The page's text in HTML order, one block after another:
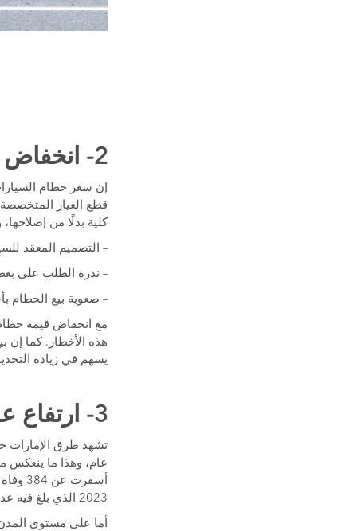
2- انخفاض قيمة حطام السيارات ذات الخسارة الكلية
قطع الغيار
كلية بدلًا من
– التصميم المعقد
– ندرة الطلب على
– صعوبة بيع الحطام
مع انخفاض قيمة
هذه الأخطار. كما إن
يسهم في زيادة
3- ارتفاع عدد الحوادث المرورية في الإمارات
تشهد طرق الإمارات
عام، وهذا ما ينعكس
2023 الذي بلغ فيه عدد الحوادث 5568، فإن الأرقام لاتزال مرتفعة مقارنة بعام 2022 الذي شهد 5009 حوادث مرورية.